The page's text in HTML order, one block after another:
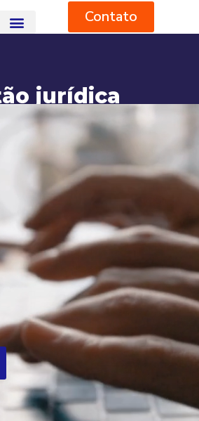
Contato
jurídica
JURÍDICA